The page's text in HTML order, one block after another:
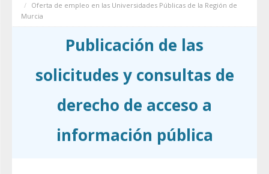
Oferta de empleo en las Universidades Públicas de la Región de
Murcia
Publicación de las
solicitudes y consultas de
derecho de acceso a
información pública